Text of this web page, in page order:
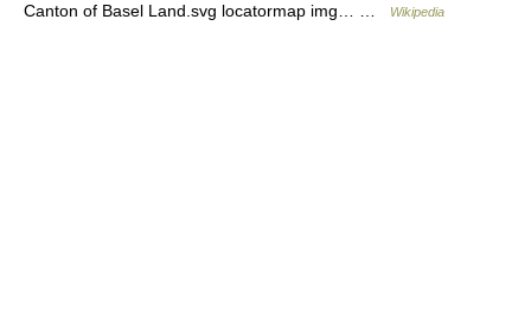
Canton of Basel Land.svg locatormap img… …
Wikipedia